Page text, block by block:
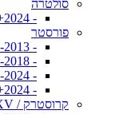
סולטרה
- 2024+
פורסטר
- 2008-2013
- 2013-2018
- 2019-2024
- 2024+
קרוסטרק / XV